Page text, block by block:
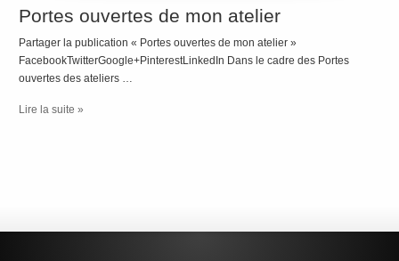
Portes ouvertes de mon atelier
Partager la publication « Portes ouvertes de mon atelier »
FacebookTwitterGoogle+PinterestLinkedIn Dans le cadre des Portes
ouvertes des ateliers …
Lire la suite »